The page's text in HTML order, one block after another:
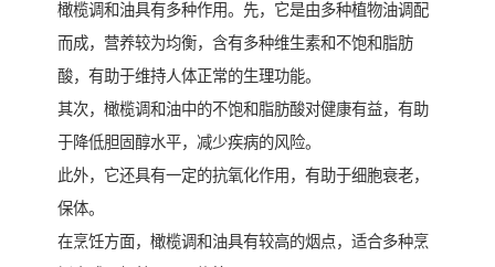
橄榄调和油具有多种作用。先，它是由多种植物油调配
而成，营养较为均衡，含有多种维生素和不饱和脂肪
酸，有助于维持人体正常的生理功能。
其次，橄榄调和油中的不饱和脂肪酸对健康有益，有助
于降低胆固醇水平，减少疾病的风险。
此外，它还具有一定的抗氧化作用，有助于细胞衰老，
保体。
在烹饪方面，橄榄调和油具有较高的烟点，适合多种烹